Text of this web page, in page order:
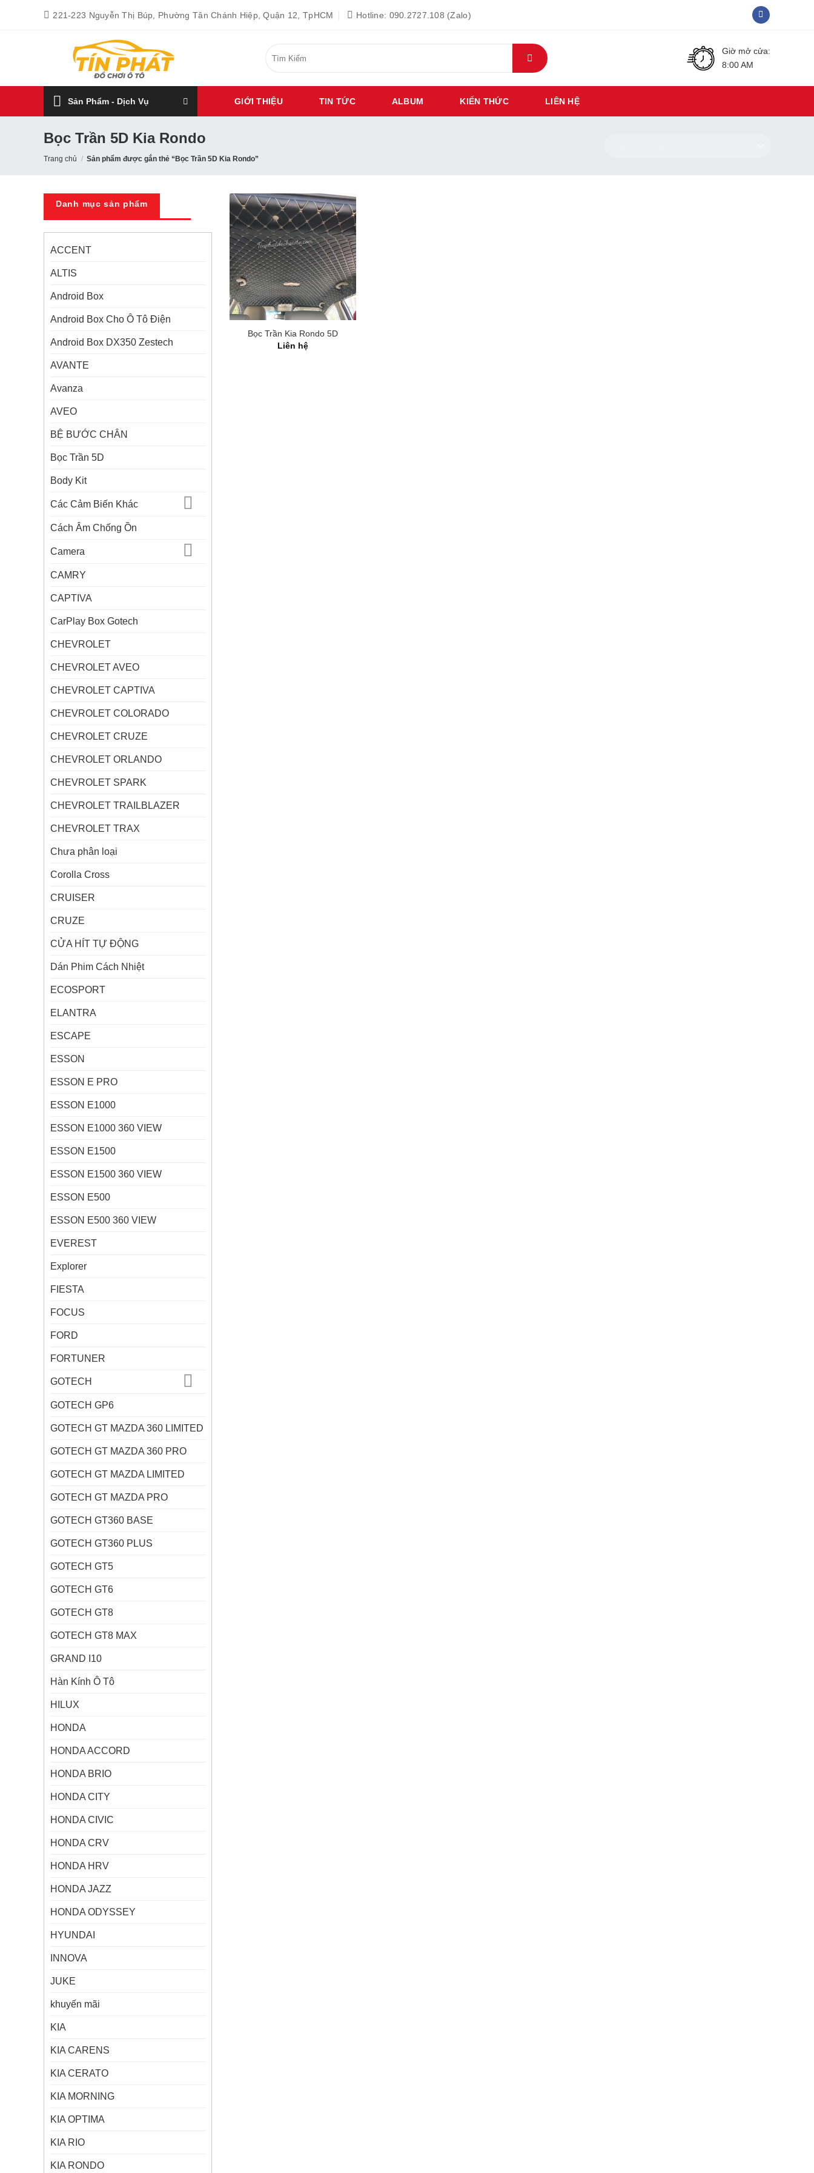
221-223 Nguyễn Thị Búp, Phường Tân Chánh Hiệp, Quận 12, TpHCM Hotline: 090.2727.108 (Zalo)
kiếm:
Giờ mở cửa:
8:00 AM
Sản Phẩm - Dịch Vụ GIỚI THIỆU TIN TỨC ALBUM KIẾN THỨC LIÊN HỆ
Bọc Trần 5D Kia Rondo
Trang chủ / Sản phẩm được gắn thẻ “Bọc Trần 5D Kia Rondo”
Danh mục sản phẩm
ACCENT
ALTIS
Android Box
Android Box Cho Ô Tô Điện
Android Box DX350 Zestech
AVANTE
Avanza
AVEO
BỆ BƯỚC CHÂN
Bọc Trần 5D
Body Kit
Các Cảm Biến Khác
Cách Âm Chống Ồn
Camera
CAMRY
CAPTIVA
CarPlay Box Gotech
CHEVROLET
CHEVROLET AVEO
CHEVROLET CAPTIVA
CHEVROLET COLORADO
CHEVROLET CRUZE
CHEVROLET ORLANDO
CHEVROLET SPARK
CHEVROLET TRAILBLAZER
CHEVROLET TRAX
Chưa phân loại
Corolla Cross
CRUISER
CRUZE
CỬA HÍT TỰ ĐỘNG
Dán Phim Cách Nhiệt
ECOSPORT
ELANTRA
ESCAPE
ESSON
ESSON E PRO
ESSON E1000
ESSON E1000 360 VIEW
ESSON E1500
ESSON E1500 360 VIEW
ESSON E500
ESSON E500 360 VIEW
EVEREST
Explorer
FIESTA
FOCUS
FORD
FORTUNER
GOTECH
GOTECH GP6
GOTECH GT MAZDA 360 LIMITED
GOTECH GT MAZDA 360 PRO
GOTECH GT MAZDA LIMITED
GOTECH GT MAZDA PRO
GOTECH GT360 BASE
GOTECH GT360 PLUS
GOTECH GT5
GOTECH GT6
GOTECH GT8
GOTECH GT8 MAX
GRAND I10
Hàn Kính Ô Tô
HILUX
HONDA
HONDA ACCORD
HONDA BRIO
HONDA CITY
HONDA CIVIC
HONDA CRV
HONDA HRV
HONDA JAZZ
HONDA ODYSSEY
HYUNDAI
INNOVA
JUKE
khuyến mãi
KIA
KIA CARENS
KIA CERATO
KIA MORNING
KIA OPTIMA
KIA RIO
KIA RONDO
Bọc Trần Kia Rondo 5D
Liên hệ